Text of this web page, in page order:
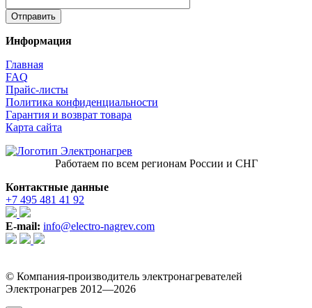
Информация
Главная
FAQ
Прайс-листы
Политика конфиденциальности
Гарантия и возврат товара
Карта сайта
Работаем по всем регионам России и СНГ
Контактные данные
+7 495 481 41 92
E-mail: info@electro-nagrev.com
© Компания-производитель электронагревателей
Электронагрев 2012—2026